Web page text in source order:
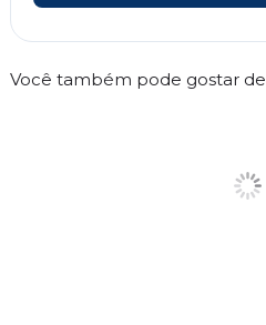
Você também pode gostar de